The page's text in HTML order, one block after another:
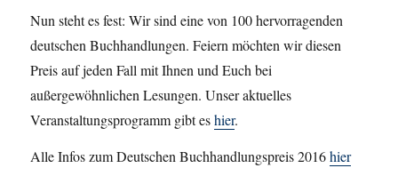
Nun steht es fest: Wir sind eine von 100 hervorragenden
deutschen Buchhandlungen. Feiern möchten wir diesen
Preis auf jeden Fall mit Ihnen und Euch bei
außergewöhnlichen Lesungen. Unser aktuelles
Veranstaltungsprogramm gibt eshier.
Alle Infos zum Deutschen Buchhandlungspreis 2016hier